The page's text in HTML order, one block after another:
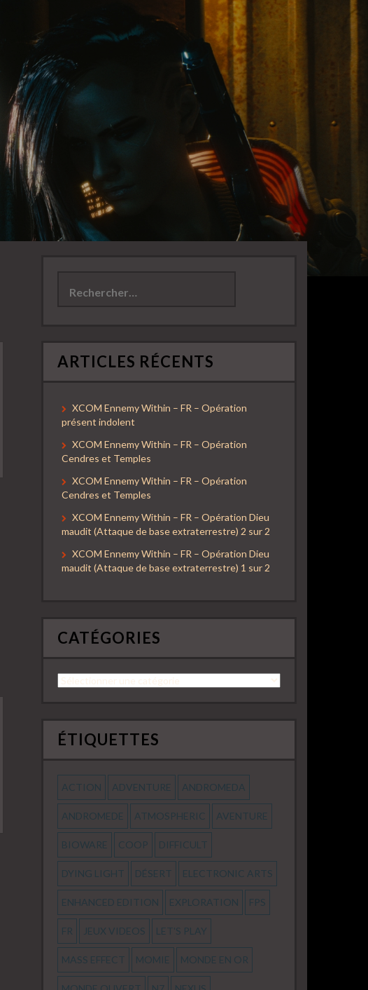
ARTICLES RÉCENTS
XCOM Ennemy Within – FR – Opération
présent indolent
XCOM Ennemy Within – FR – Opération
Cendres et Temples
XCOM Ennemy Within – FR – Opération
Cendres et Temples
XCOM Ennemy Within – FR – Opération Dieu
maudit (Attaque de base extraterrestre) 2 sur 2
XCOM Ennemy Within – FR – Opération Dieu
maudit (Attaque de base extraterrestre) 1 sur 2
CATÉGORIES
Catégories
ÉTIQUETTES
ACTION ADVENTURE ANDROMEDA
ANDROMEDE ATMOSPHERIC AVENTURE
BIOWARE COOP DIFFICULT
DYING LIGHT DÉSERT ELECTRONIC ARTS
ENHANCED EDITION EXPLORATION FPS
FR JEUX VIDEOS LET'S PLAY
MASS EFFECT MOMIE MONDE EN OR